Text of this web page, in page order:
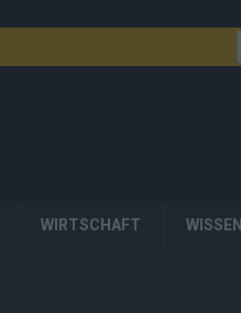
WIRTSCHAFT WISSEN